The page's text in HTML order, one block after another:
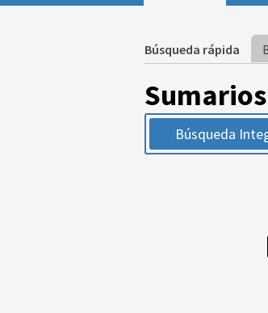
Búsqueda rápida
Búsqueda